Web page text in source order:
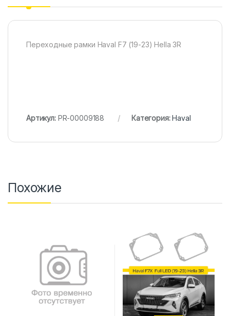
Переходные рамки Haval F7 (19-23) Hella 3R
Артикул: PR-00009188 Категория:Haval
Похожие